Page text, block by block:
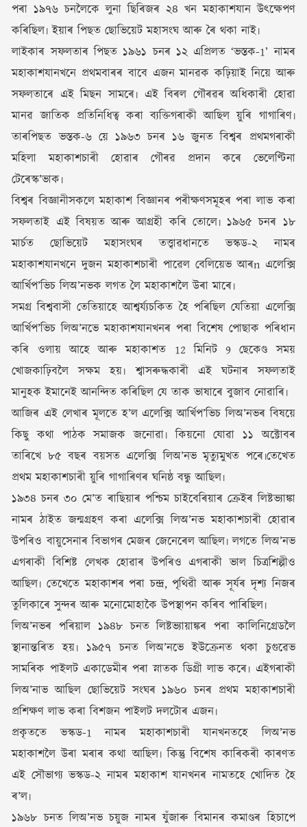
পৰা ১৯৭৬ চনলৈকে লুনা ছিৰিজৰ ২৪ খন মহাকাশযান উৎক্ষেপণ
কৰিছিল৷ ইয়াৰ পিছত ছোভিয়েট মহাসংঘ আৰু ৰৈ থকা নাই৷
লাইকাৰ সফলতাৰ পিছত ১৯৬১ চনৰ ১২ এপ্ৰিলত ‘ভস্তক-1’ নামৰ
মহাকাশযানখনে প্ৰথমবাৰৰ বাবে এজন মানৱক কঢ়িয়াই নিয়ে আৰু
সফলতাৰে এই মিছন সামৰে৷ এই বিৰল গৌৰৱৰ অধিকাৰী হোৱা
মানৱ জাতিক প্ৰতিনিধিত্ব কৰা ব্যক্তিগৰাকী আছিল য়ুৰি গাগাৰিণ৷
তাৰপিছত ভস্তক-৬ য়ে ১৯৬৩ চনৰ ১৬ জুনত বিশ্বৰ প্ৰথমগৰাকী
মহিলা মহাকাশচাৰী হোৱাৰ গৌৰৱ প্ৰদান কৰে ভেলেণ্টিনা
টেৰেস্ক’ভাক৷
বিশ্বৰ বিজ্ঞানীসকলে মহাকাশ বিজ্ঞানৰ পৰীক্ষণসমূহৰ পৰা লাভ কৰা
সফলতাই এই বিষয়ত আৰু আগ্ৰহী কৰি তোলে৷ ১৯৬৫ চনৰ ১৮
মাৰ্চত ছোভিয়েট মহাসংঘৰ তত্ত্বাৱধানতে ভস্কড-২ নামৰ
মহাকাশযানখনে দুজন মহাকাশচাৰী পাৱেল বেলিয়েভ আৰn এলেক্সি
আৰ্খিপ’ভিচ লিঅ’নভক লগত লৈ মহাকাশলৈ উৰা মাৰে৷
সমগ্ৰ বিশ্ববাসী তেতিয়াহে আশ্বৰ্য্যচকিত হৈ পৰিছিল যেতিয়া এলেক্সি
আৰ্খিপ’ভিচ লিঅ’নভে মহাকাশযানখনৰ পৰা বিশেষ পোছাক পৰিধান
কৰি ওলায় আহে আৰু মহাকাশত 12 মিনিট 9 ছেকেণ্ড সময়
খোজকাঢ়িবলৈ সক্ষম হয়৷ শ্বাসৰুদ্ধকাৰী এই ঘটনাৰ সফলতাই
মানুহক ইমানেই আনন্দিত কৰিছিল যে তাক ভাষাৰে বুজাব নোৱাৰি৷
আজিৰ এই লেখাৰ মূলতে হ’ল এলেক্সি আৰ্খিপ’ভিচ লিঅ’নভৰ বিষয়ে
কিছু কথা পাঠক সমাজক জনোৱা৷ কিয়নো যোৱা ১১ অক্টোবৰ
তাৰিখে ৮৫ বছৰ বয়সত এলেক্সি লিঅ’নভ মৃত্যুমুখত পৰে৷তেখেত
প্ৰথম মহাকাশচাৰী য়ুৰি গাগাৰিণৰ ঘনিষ্ঠ বন্ধু আছিল৷
১৯৩৪ চনৰ ৩০ মে’ত ৰাছিয়াৰ পশ্চিম চাইবেৰিয়াৰ ক্ৰেইৰ লিষ্টভ্যাঙ্কা
নামৰ ঠাইত জন্মগ্ৰহণ কৰা এলেক্সি লিঅ’নভ মহাকাশচাৰী হোৱাৰ
উপৰিও বায়ুসেনাৰ বিভাগৰ মেজৰ জেনেৰেল আছিল৷ লগতে লিঅ’নভ
এগৰাকী বিশিষ্ট লেখক হোৱাৰ উপৰিও এগৰাকী ভাল চিত্ৰশিল্পীও
আছিল৷ তেখেতে মহাকাশৰ পৰা চন্দ্ৰ, পৃথিৱী আৰু সূৰ্যৰ দৃশ্য নিজৰ
তুলিকাৰে সুন্দৰ আৰু মনোমোহাকৈ উপস্থাপন কৰিব পাৰিছিল৷
লিঅ’নভৰ পৰিয়াল ১৯৪৮ চনত লিষ্টভ্যায়াঙ্কৰ পৰা কালিনিগ্ৰেডলৈ
স্থানান্তৰিত হয়৷ ১৯৫৭ চনত লিঅ’নভে ইউক্ৰেনত থকা চুগুৱেভ
সামৰিক পাইলট একাডেমীৰ পৰা স্নাতক ডিগ্ৰী লাভ কৰে৷ এইগৰাকী
লিঅ’নাভ আছিল ছোভিয়েট সংঘৰ ১৯৬০ চনৰ প্ৰথম মহাকাশচাৰী
প্ৰশিক্ষণ লাভ কৰা বিশজন পাইলট দলটোৰ এজন৷
প্ৰকৃততে ভস্কড-1 নামৰ মহাকাশচাৰী যানখনতহে লিঅ’নভ
মহাকাশলৈ উৰা মৰাৰ কথা আছিল৷ কিন্তু বিশেষ কাৰিকৰী কাৰণত
এই সৌভাগ্য ভস্কড-২ নামৰ মহাকাশ যানখনৰ নামতহে খোদিত হৈ
ৰ’ল৷
১৯৬৮ চনত লিঅ’নভ চয়ুজ নামৰ যুঁজাৰু বিমানৰ কমাণ্ডৰ হিচাপে